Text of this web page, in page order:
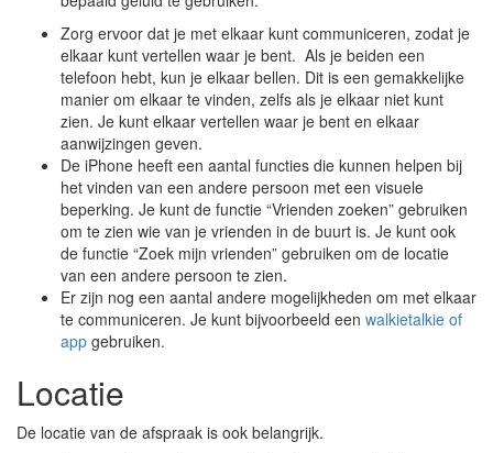
Zorg ervoor dat je met elkaar kunt communiceren, zodat je
elkaar kunt vertellen waar je bent. Als je beiden een
telefoon hebt, kun je elkaar bellen. Dit is een gemakkelijke
manier om elkaar te vinden, zelfs als je elkaar niet kunt
zien. Je kunt elkaar vertellen waar je bent en elkaar
aanwijzingen geven.
De iPhone heeft een aantal functies die kunnen helpen bij
het vinden van een andere persoon met een visuele
beperking. Je kunt de functie “Vrienden zoeken” gebruiken
om te zien wie van je vrienden in de buurt is. Je kunt ook
de functie “Zoek mijn vrienden” gebruiken om de locatie
van een andere persoon te zien.
Er zijn nog een aantal andere mogelijkheden om met elkaar
te communiceren. Je kunt bijvoorbeeld een walkietalkie of
app gebruiken.
Locatie
De locatie van de afspraak is ook belangrijk.